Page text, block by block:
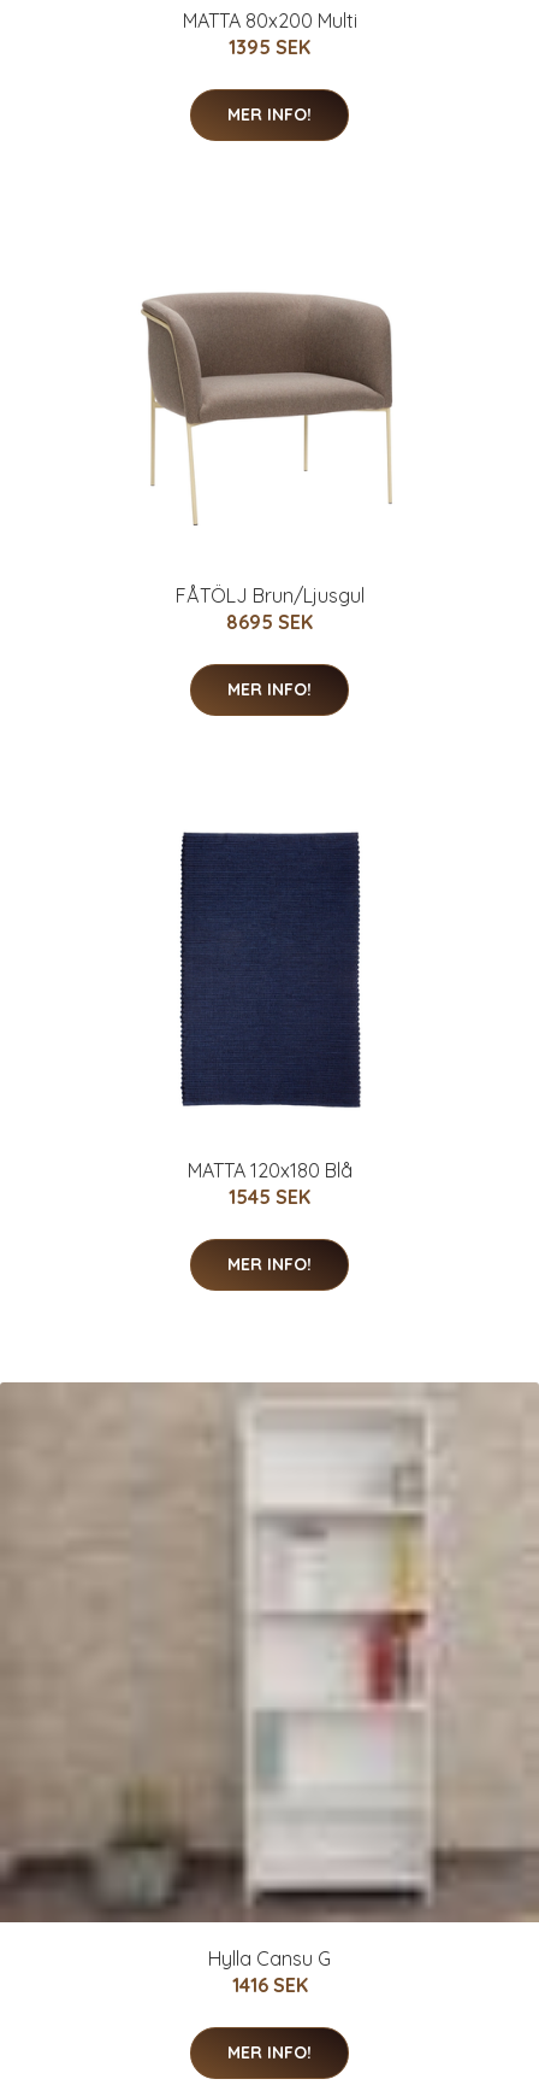
MATTA 80x200 Multi
1395 SEK
MER INFO!
FÅTÖLJ Brun/Ljusgul
8695 SEK
MER INFO!
MATTA 120x180 Blå
1545 SEK
MER INFO!
Hylla Cansu G
1416 SEK
MER INFO!